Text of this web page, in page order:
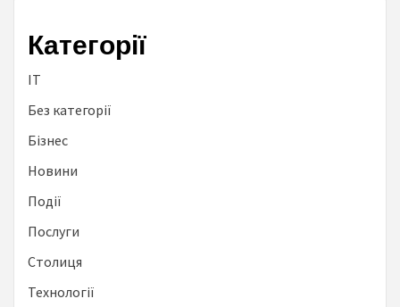
Категорії
IT
Без категорії
Бізнес
Новини
Події
Послуги
Столиця
Технології